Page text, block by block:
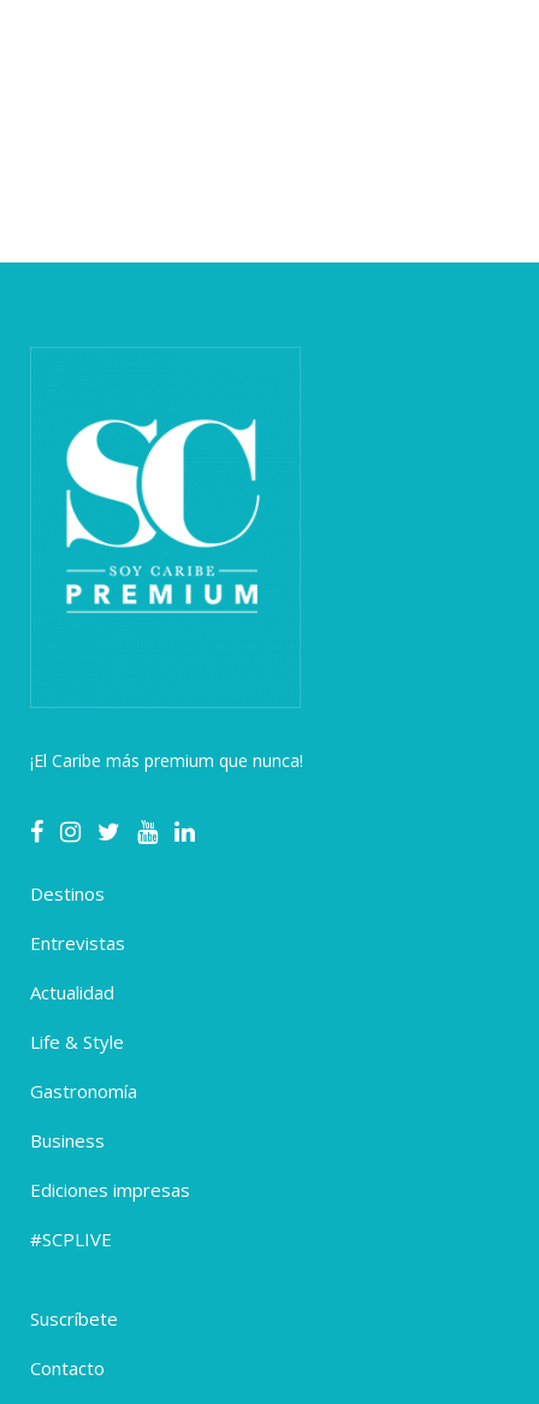
¡El Caribe más premium que nunca!
Destinos
Entrevistas
Actualidad
Life & Style
Gastronomía
Business
Ediciones impresas
#SCPLIVE
Suscríbete
Contacto